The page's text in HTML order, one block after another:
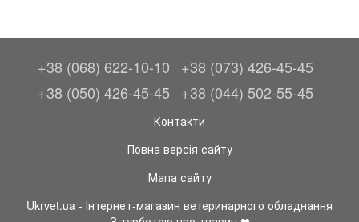
+38 (068) 622-10-10
+38 (073) 426-45-45
+38 (050) 426-45-45
+38 (044) 502-55-45
Контакти
Повна версія сайту
Мапа сайту
Ukrvet.ua - Інтернет-магазин ветеринарного обладнання